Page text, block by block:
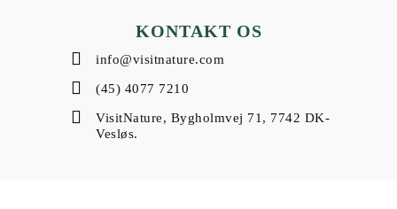
KONTAKT OS
info@visitnature.com
(45) 4077 7210
VisitNature, Bygholmvej 71, 7742 DK-
Vesløs.